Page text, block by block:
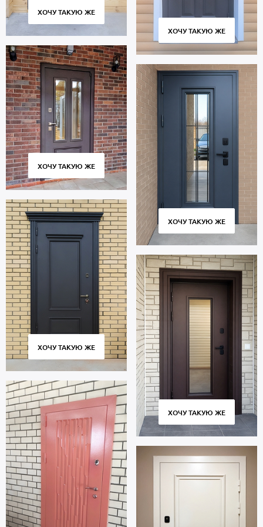
ХОЧУ ТАКУЮ ЖЕ
ХОЧУ ТАКУЮ ЖЕ
ХОЧУ ТАКУЮ ЖЕ
ХОЧУ ТАКУЮ ЖЕ
ХОЧУ ТАКУЮ ЖЕ
ХОЧУ ТАКУЮ ЖЕ